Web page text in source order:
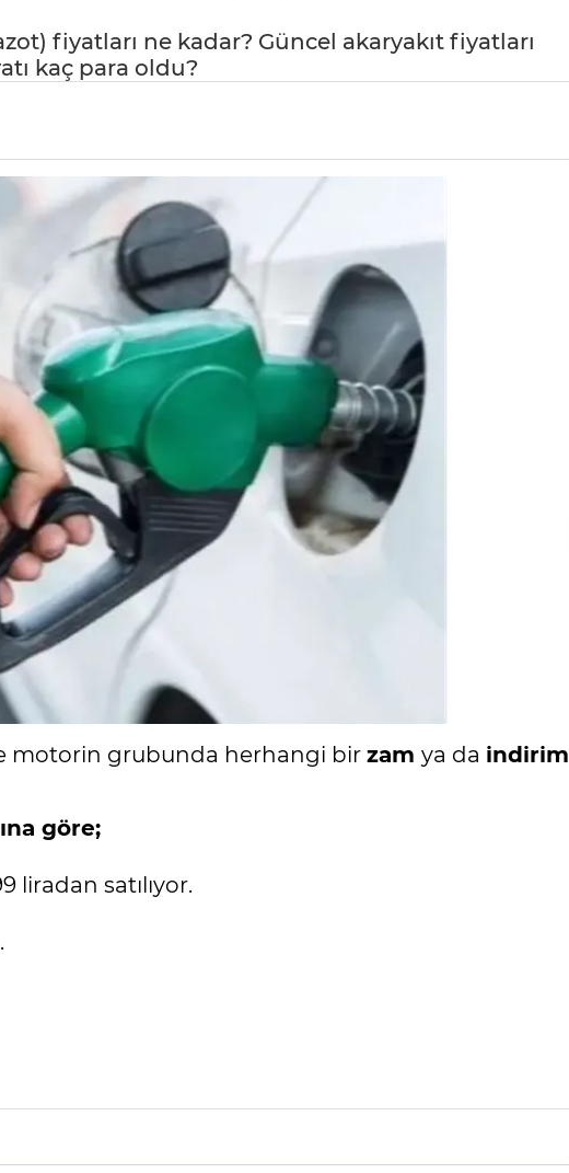
fiyatları ne kadar? Güncel akaryakıt fiyatları
kaç para oldu?
motorin grubunda herhangi bir zam ya da indirim
göre;
liradan satılıyor.